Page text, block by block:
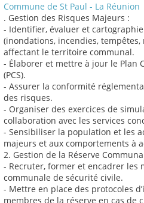
Commune de St Paul - La Réunion
. Gestion des Risques Majeurs :
- Identifier, évaluer et
(inondations, incendies,
affectant le territoire communal.
- Élaborer et mettre à jour le Plan
(PCS).
- Assurer la conformité
des risques.
- Organiser des exercices de
collaboration avec les services
- Sensibiliser la population et les
majeurs et aux comportements à
2. Gestion de la Réserve
- Recruter, former et encadrer les
communale de sécurité civile.
- Mettre en place des protocoles
membres de la réserve en cas de